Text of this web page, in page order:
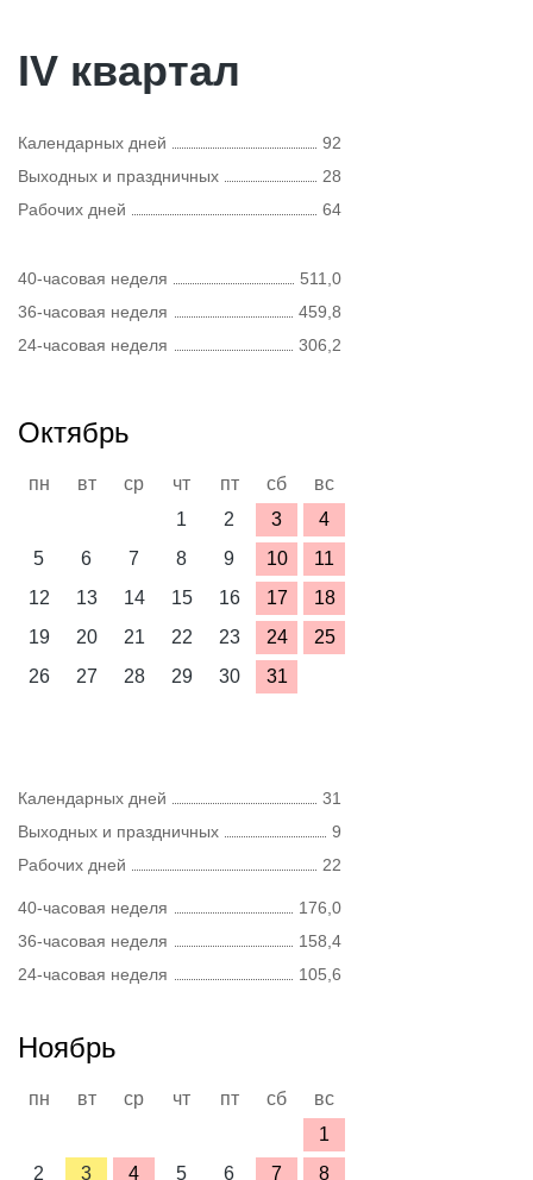
IV квартал
Календарных дней
92
Выходных и праздничных
28
Рабочих дней
64
40-часовая неделя
511,0
36-часовая неделя
459,8
24-часовая неделя
306,2
Октябрь
пн вт ср чт пт сб
вс
1
2 3
4
5
6 7 8 9 10
11
12
13 14 15 16 17
18
19
20 21 22 23 24
25
26
27 28 29 30 31
Календарных дней
31
Выходных и праздничных
9
Рабочих дней
22
40-часовая неделя
176,0
36-часовая неделя
158,4
24-часовая неделя
105,6
Ноябрь
пн вт ср чт пт сб
вс
1
2
3 4 5 6 7 8